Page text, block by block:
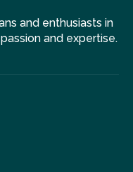
and enthusiasts in
and expertise.